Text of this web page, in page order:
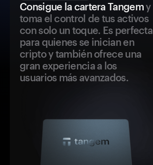
Consigue la cartera Tangemy
toma el control de tus activos
con solo un toque. Es perfecta
para quienes se inician en
cripto y también ofrece una
gran experiencia a los
usuarios más avanzados.